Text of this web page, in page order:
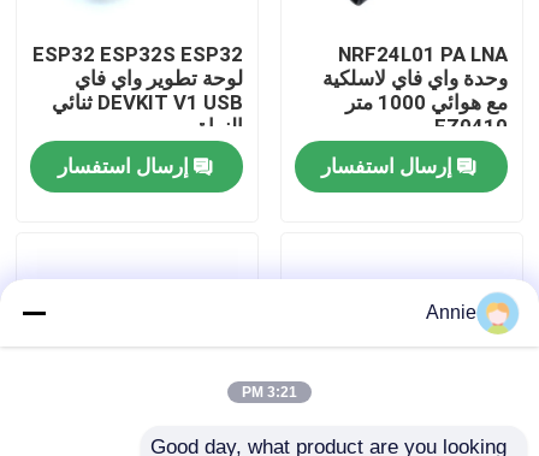
مراقبة الجودة
اتصل بنا
القضايا
وحدة لوحة مكبر
NRF24L01 PA LNA
وحدة واي فاي لاسلكية
مع هوائي 1000 متر
FZ0410
إرسال استفسار
ESP32 ESP32S ESP32
لوحة تطوير واي فاي
DEVKIT V1 USB ثنائي
النواة
إرسال استفسار
Annie
3:21 PM
Good day, what product are you looking